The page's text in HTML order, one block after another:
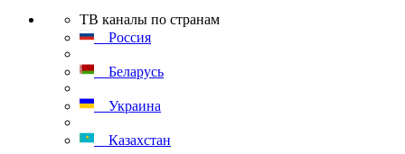
ТВ каналы по странам
Россия
Беларусь
Украина
Казахстан